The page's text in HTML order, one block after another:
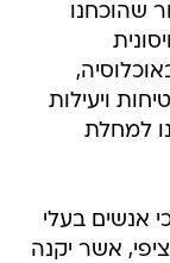
שהוכחנו
ויעילות
למחלת
אנשים בעלי
אשר יקנה